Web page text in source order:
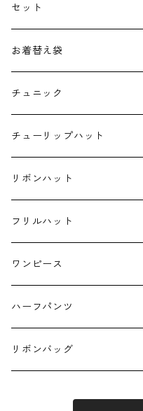
抱っこ紐
子供用バッグ
ポケットティッシュケース
ハンカチ
ランチクロス
お弁当袋
キーホルダー
セット
お着替え袋
チュニック
チューリップハット
リボンハット
フリルハット
ワンピース
ハーフパンツ
リボンバッグ